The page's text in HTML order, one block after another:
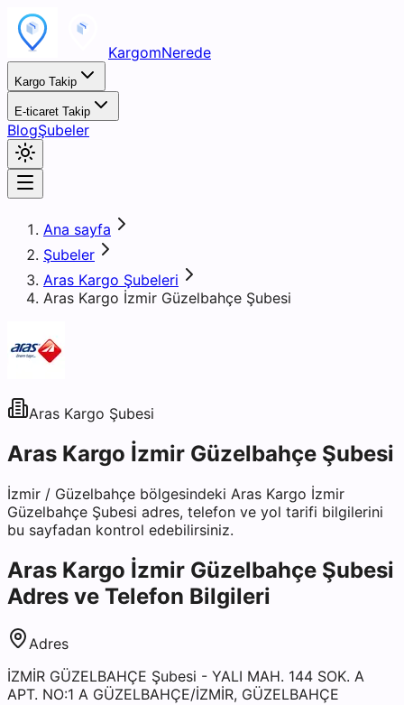
KargomNerede
Kargo Takip
E-ticaret Takip
BlogŞubeler
Ana sayfa
Şubeler
Aras Kargo Şubeleri
Aras Kargo İzmir Güzelbahçe Şubesi
Aras Kargo Şubesi
Aras Kargo İzmir Güzelbahçe Şubesi
İzmir / Güzelbahçe bölgesindeki Aras Kargo İzmir
Güzelbahçe Şubesi adres, telefon ve yol tarifi bilgilerini
bu sayfadan kontrol edebilirsiniz.
Aras Kargo İzmir Güzelbahçe Şubesi
Adres ve Telefon Bilgileri
Adres
İZMİR GÜZELBAHÇE Şubesi - YALI MAH. 144 SOK. A
APT. NO:1 A GÜZELBAHÇE/İZMİR, GÜZELBAHÇE